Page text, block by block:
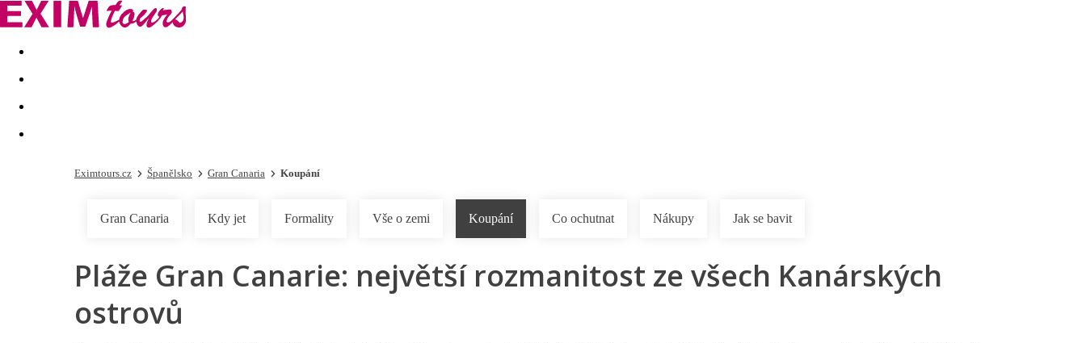
Akční nabídky Last minute
Eximtours.cz Španělsko Gran Canaria Koupání
Gran Canaria Kdy jet Formality Vše o zemi Koupání Co ochutnat Nákupy Jak se bavit
Pláže Gran Canarie: největší rozmanitost ze všech Kanárských
ostrovů